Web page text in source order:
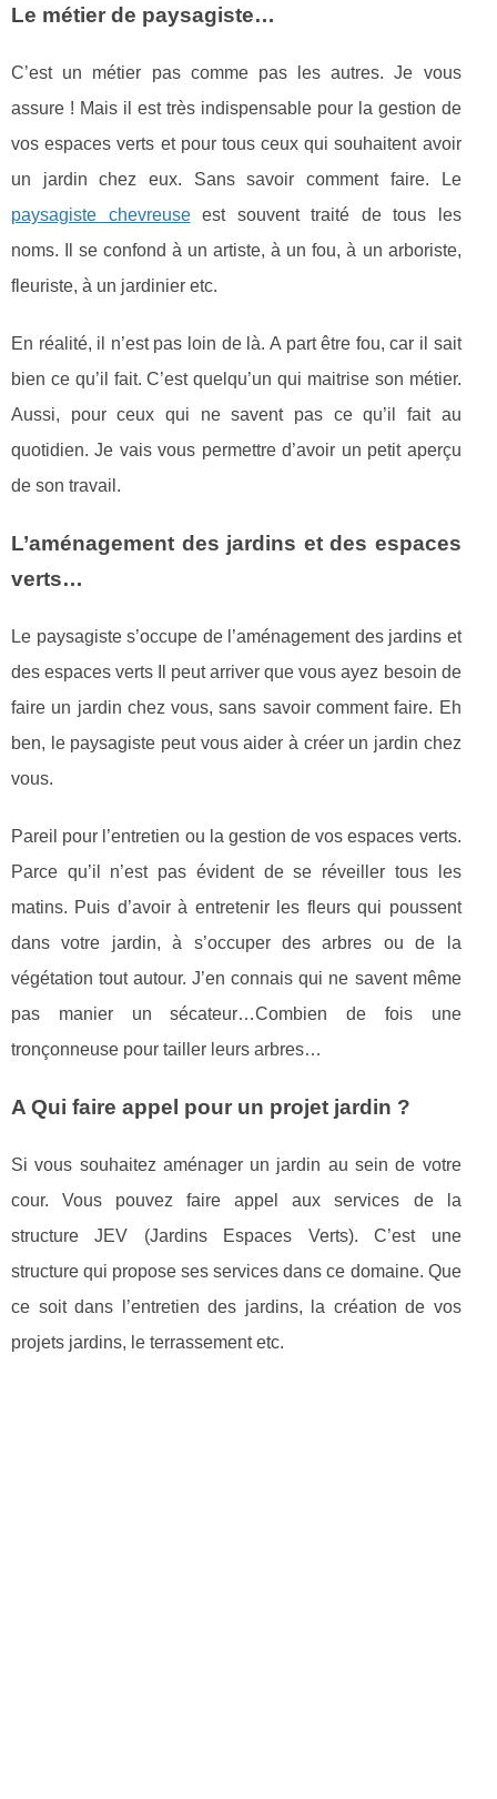
Le métier de paysagiste…
C’est un métier pas comme pas les autres. Je vous
assure ! Mais il est très indispensable pour la gestion de
vos espaces verts et pour tous ceux qui souhaitent avoir
un jardin chez eux. Sans savoir comment faire. Le
paysagiste chevreuseest souvent traité de tous les
noms. Il se confond à un artiste, à un fou, à un arboriste,
fleuriste, à un jardinier etc.
En réalité, il n’est pas loin de là. A part être fou, car il sait
bien ce qu’il fait. C’est quelqu’un qui maitrise son métier.
Aussi, pour ceux qui ne savent pas ce qu’il fait au
quotidien. Je vais vous permettre d’avoir un petit aperçu
de son travail.
L’aménagement des jardins et des espaces
verts…
Le paysagiste s’occupe de l’aménagement des jardins et
des espaces verts Il peut arriver que vous ayez besoin de
faire un jardin chez vous, sans savoir comment faire. Eh
ben, le paysagiste peut vous aider à créer un jardin chez
vous.
Pareil pour l’entretien ou la gestion de vos espaces verts.
Parce qu’il n’est pas évident de se réveiller tous les
matins. Puis d’avoir à entretenir les fleurs qui poussent
dans votre jardin, à s’occuper des arbres ou de la
végétation tout autour. J’en connais qui ne savent même
pas manier un sécateur…Combien de fois une
tronçonneuse pour tailler leurs arbres…
A Qui faire appel pour un projet jardin ?
Si vous souhaitez aménager un jardin au sein de votre
cour. Vous pouvez faire appel aux services de la
structure JEV (Jardins Espaces Verts). C’est une
structure qui propose ses services dans ce domaine. Que
ce soit dans l’entretien des jardins, la création de vos
projets jardins, le terrassement etc.